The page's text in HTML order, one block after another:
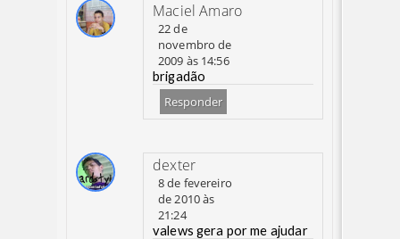
Maciel Amaro
22 de
novembro de
2009 às 14:56
brigadão
Responder
dexter
8 de fevereiro
de 2010 às
21:24
valews gera por me ajudar